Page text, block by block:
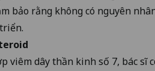
bảo rằng không có nguyên
viêm dây thần kinh số 7, bác sĩ